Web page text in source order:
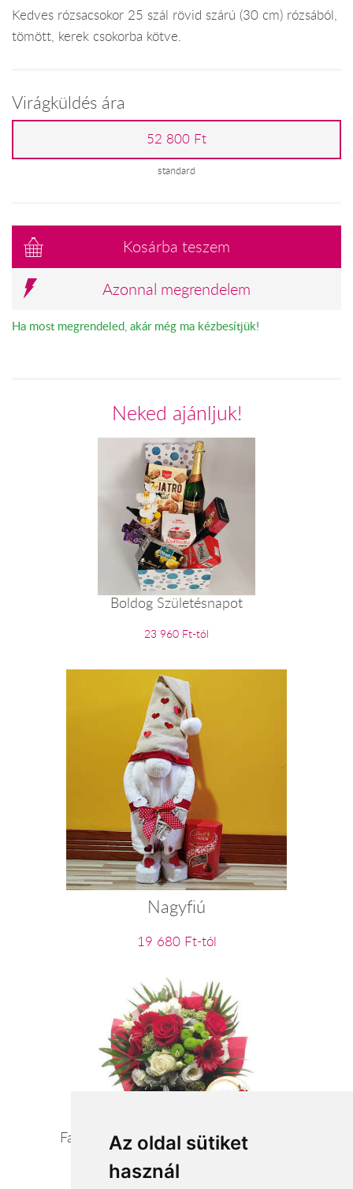
Az oldal sütiket
használ
Kedves rózsacsokor 25 szál rövid szárú (30 cm) rózsából,
tömött, kerek csokorba kötve.
Virágküldés ára
52 800 Ft
standard
Kosárba teszem
Azonnal megrendelem
Ha most megrendeled, akár még ma kézbesítjük!
Neked ajánljuk!
Boldog Születésnapot
23 960 Ft-tól
Nagyfiú
19 680 Ft-tól
Fantázia - vörös/pasztell szezoncsokor
24 400 Ft-tól